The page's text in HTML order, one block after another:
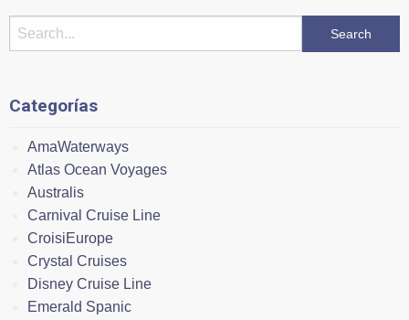
Categorías
AmaWaterways
Atlas Ocean Voyages
Australis
Carnival Cruise Line
CroisiEurope
Crystal Cruises
Disney Cruise Line
Emerald Spanic